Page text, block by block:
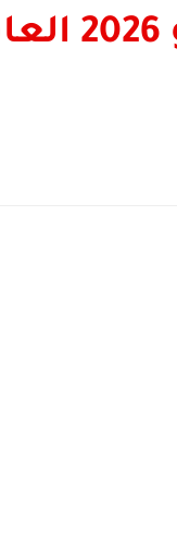
أبراج